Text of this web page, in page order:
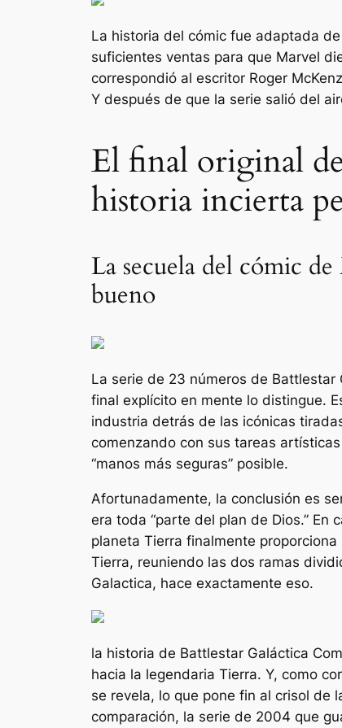
La historia del cómic fue adaptada
suficientes ventas para que Marvel
correspondió al escritor Roger
Y después de que la serie salió del
El final original
historia incierta
La secuela del cómic
bueno
La serie de 23 números de Battlestar
final explícito en mente lo distingue.
industria detrás de las icónicas
comenzando con sus tareas
“manos más seguras” posible.
Afortunadamente, la conclusión es
era toda “parte del plan de Dios.” En
planeta Tierra finalmente
Tierra, reuniendo las dos ramas
Galactica, hace exactamente eso.
la historia de Battlestar Galáctica
hacia la legendaria Tierra. Y, como
se revela, lo que pone fin al crisol de
comparación, la serie de 2004 que